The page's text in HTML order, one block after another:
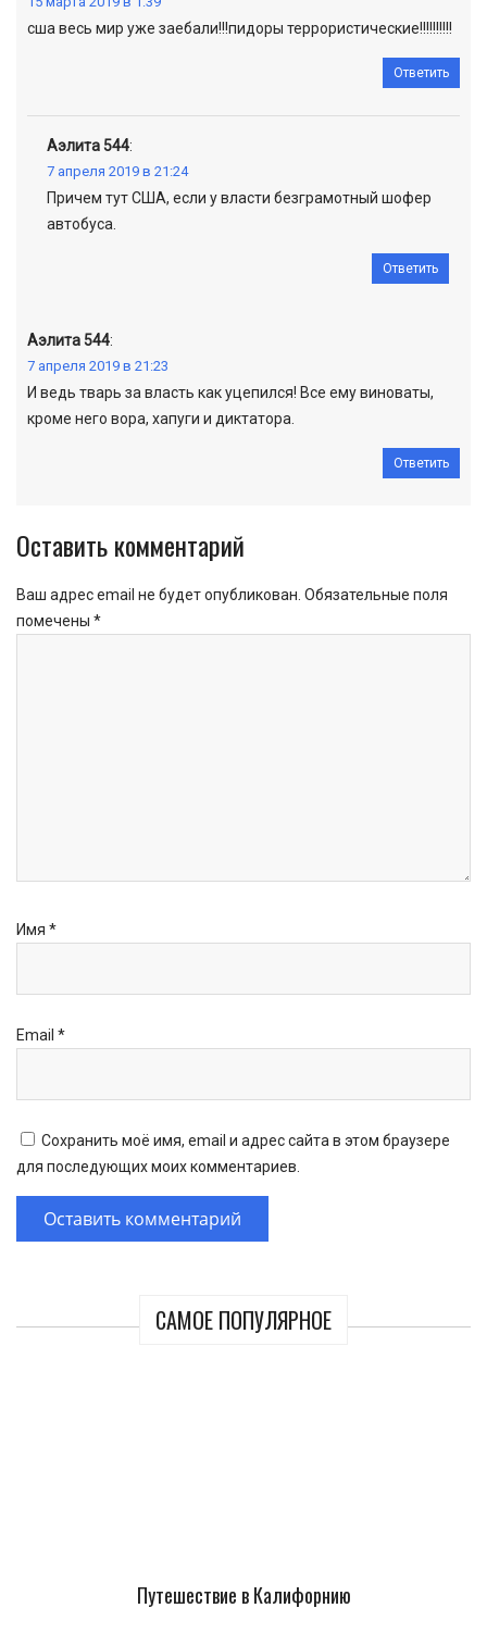
САМОЕ ПОПУЛЯРНОЕ
Путешествие в Калифорнию
сша весь мир уже заебали!!!пидоры террористические!!!!!!!!!!
Ответить
Аэлита 544:
7 апреля 2019 в 21:24
Причем тут США, если у власти безграмотный шофер
автобуса.
Ответить
Аэлита 544:
7 апреля 2019 в 21:23
И ведь тварь за власть как уцепился! Все ему виноваты,
кроме него вора, хапуги и диктатора.
Ответить
Оставить комментарий
Ваш адрес email не будет опубликован. Обязательные поля
помечены *
Имя *
Email *
Сохранить моё имя, email и адрес сайта в этом браузере
для последующих моих комментариев.